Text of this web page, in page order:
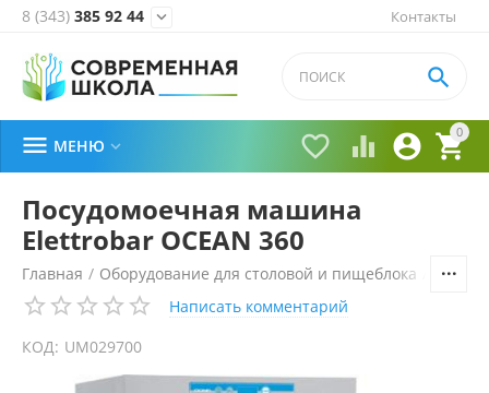
Контакты
8 (343) 385 92 44 
0


 

 МЕНЮ 
Посудомоечная машина
Elettrobar OCEAN 360
Главная / Оборудование для столовой и пищеблока
Написать комментарий
КОД: UM029700